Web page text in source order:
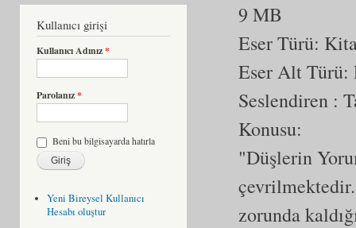
Kullanıcı girişi
Kullanıcı Adınız*
Parolanız*
Beni bu bilgisayarda hatırla
Yeni Bireysel Kullanıcı
Hesabı oluştur
9 MB
Eser Türü:
Eser Alt Türü:
Seslendiren :
Konusu:
"Düşlerin
zorunda